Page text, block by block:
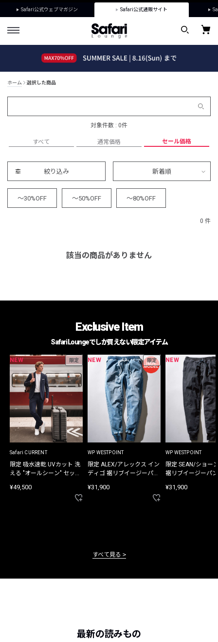
Safari公式ウェブマガジン Safari公式通販サイト
ホーム 選択した商品
対象件数 : 0件
すべて 通常価格 セール価格
絞り込み 新着順
～30%OFF ～50%OFF ～80%OFF
0 件
該当の商品がありません
Exclusive Item
Safari Loungeでしか買えない限定アイテム
NEW 限定
Safari CURRENT
限定 吸水速乾 UVカット 洗
える "オールシーン" セット
¥49,500
NEW 限定
WP WESTPOINT
限定 ALEX/アレックス イン
ディゴ 裾リブイージーパン
¥31,900
NEW
WP WESTPOINT
限定 SEAN/ショー
裾リブイージーパ
¥31,900
すべて見る
最新の読みもの